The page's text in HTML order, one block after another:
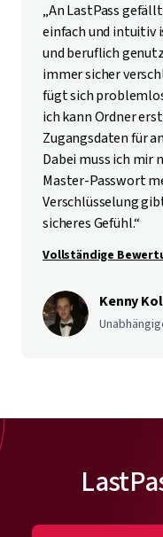
„An LastPass
einfach und intuitiv
und beruflich
immer sicher
fügt sich
ich kann Ordner
Zugangsdaten für
Dabei muss ich mir
Master-Passwort
Verschlüsselung
sicheres Gefühl.“
Vollständige
Kenny